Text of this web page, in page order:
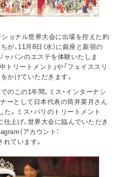
ショナル世界大会に出場を控えた約
、11月8日（水）に銀座と新宿の
ャパンのエステを体験いたしま
トリートメント」や「フェイススリ
かけていただきます。
のこの1年間、ミス・インターナシ
ーとして日本代表の筒井菜月さん
。ミス・パリのトリートメント
上げ、世界大会に臨んでいただき
（アカウント：
ています。